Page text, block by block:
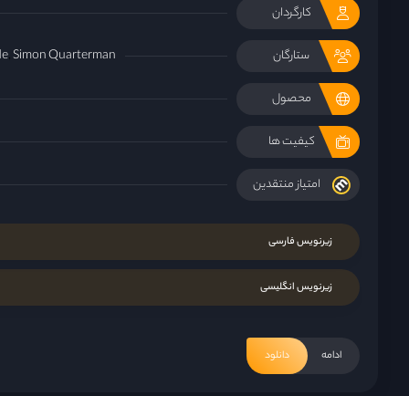
کارگردان
ستارگان Simon Quarterman
محصول
کیفیت ها
امتیاز منتقدین
زیرنویس فارسی
زیرنویس انگلیسی
ادامه دانلود